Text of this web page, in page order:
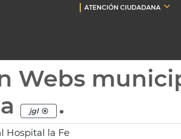
ATENCIÓN CIUDADANA
Webs
jgl .
Hospital la Fe